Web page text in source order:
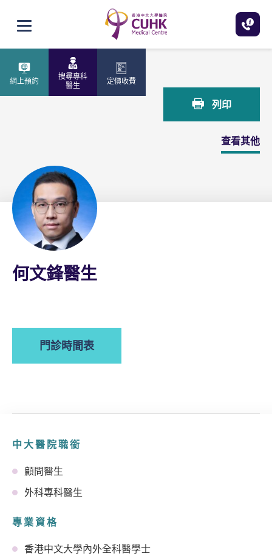
打開選單
網上預約
搜尋專科
醫生
定價收費
主頁 何文鋒醫生
列印
查看其他
何文鋒醫生
門診時間表
中大醫院職銜
顧問醫生
外科專科醫生
專業資格
香港中文大學內外全科醫學士